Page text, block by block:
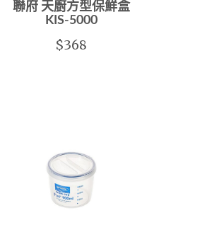
聯府 天廚方型保鮮盒
KIS-5000
$368